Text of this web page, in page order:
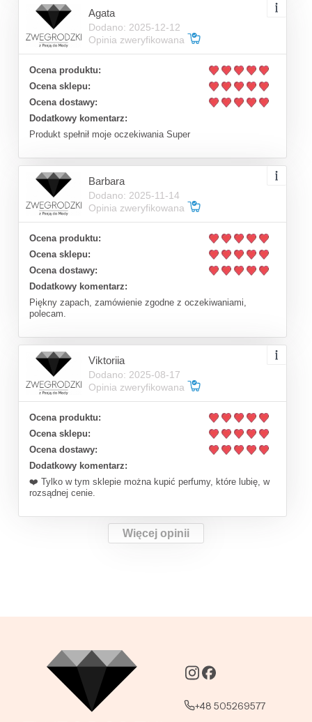
Agata
Dodano: 2025-12-12
Opinia zweryfikowana
Ocena produktu:
Ocena sklepu:
Ocena dostawy:
Dodatkowy komentarz:
Produkt spełnił moje oczekiwania Super
Barbara
Dodano: 2025-11-14
Opinia zweryfikowana
Ocena produktu:
Ocena sklepu:
Ocena dostawy:
Dodatkowy komentarz:
Piękny zapach, zamówienie zgodne z oczekiwaniami,
polecam.
Viktoriia
Dodano: 2025-08-17
Opinia zweryfikowana
Ocena produktu:
Ocena sklepu:
Ocena dostawy:
Dodatkowy komentarz:
❤️ Tylko w tym sklepie można kupić perfumy, które lubię, w
rozsądnej cenie.
Więcej opinii
+48 505269577